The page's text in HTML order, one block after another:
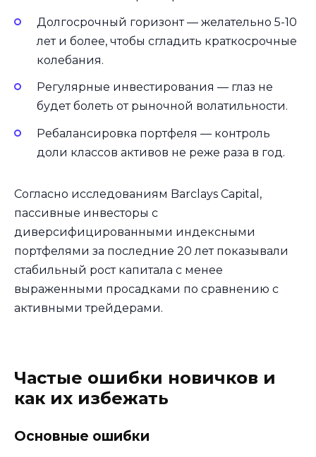
Долгосрочный горизонт — желательно 5-10
лет и более, чтобы сгладить краткосрочные
колебания.
Регулярные инвестирования — глаз не
будет болеть от рыночной волатильности.
Ребалансировка портфеля — контроль
доли классов активов не реже раза в год.
Согласно исследованиям Barclays Capital,
пассивные инвесторы с
диверсифицированными индексными
портфелями за последние 20 лет показывали
стабильный рост капитала с менее
выраженными просадками по сравнению с
активными трейдерами.
Частые ошибки новичков и
как их избежать
Основные ошибки